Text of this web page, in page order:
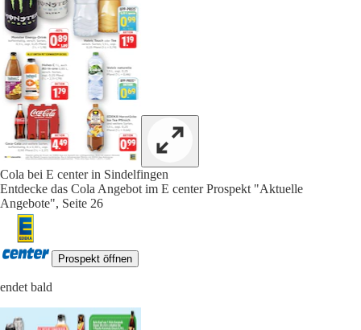
Cola bei E center in Sindelfingen
Entdecke das Cola Angebot im E center Prospekt "Aktuelle
Angebote", Seite 26
Prospekt öffnen
endet bald